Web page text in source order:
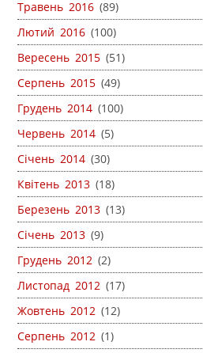
Травень 2016 (89)
Лютий 2016 (100)
Вересень 2015 (51)
Серпень 2015 (49)
Грудень 2014 (100)
Червень 2014 (5)
Січень 2014 (30)
Квітень 2013 (18)
Березень 2013 (13)
Січень 2013 (9)
Грудень 2012 (2)
Листопад 2012 (17)
Жовтень 2012 (12)
Серпень 2012 (1)